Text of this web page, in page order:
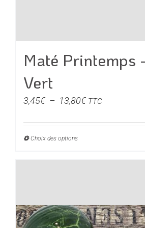
Maté Printemps
Vert
3,45€ – 13,80€Plage
prix :
TTC
Choix des optionsCe
Les
options